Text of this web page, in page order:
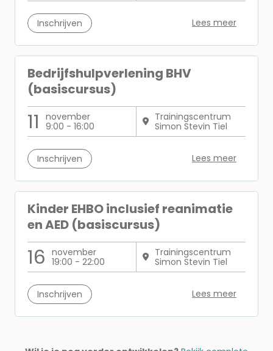
Inschrijven Lees meer
Bedrijfshulpverlening BHV
(basiscursus)
11
november
9:00 - 16:00
Trainingscentrum
Simon Stevin Tiel
Inschrijven Lees meer
Kinder EHBO inclusief reanimatie
en AED (basiscursus)
16 november
19:00 - 22:00
Trainingscentrum
Simon Stevin Tiel
Inschrijven Lees meer